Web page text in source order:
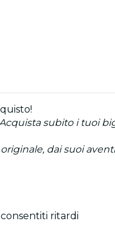
subito i tuoi
dai suoi
ritardi